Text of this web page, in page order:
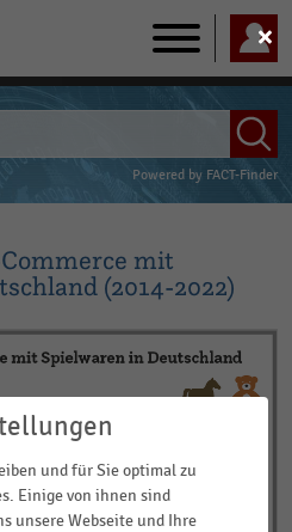
Main
navigation
Powered by FACT-Finder
mit
(2014-2022)
und für Sie optimal zu
Einige von ihnen sind
unsere Webseite und Ihre